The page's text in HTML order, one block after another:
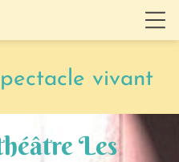
vivant
Les